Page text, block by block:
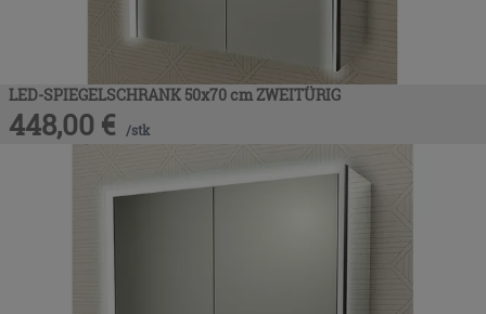
LED-SPIEGELSCHRANK 50x70 cm ZWEITÜRIG
448,00 € /stk